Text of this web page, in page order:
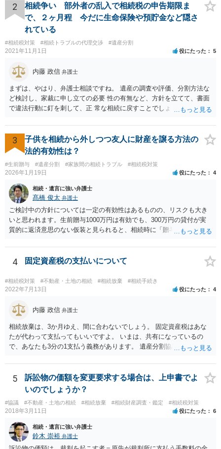
ースが多いと思います。 報酬体系は、弁護士ごとに異なりますので一
律の基準はありません。
2
相続争い 部外者の乱入で相続税の申告期限ま
で、２ヶ月程 今だに生命保険や預貯金など隠さ
れている
#相続税対策 #相続トラブルの代理交渉 #遺産分割
2021年11月1日 役にたった 5
内藤 政信 弁護士
まずは、やはり、弁護士相談ですね。 遺産の調査や評価、分割方法な
ど検討し、家裁に申し立ての必要 性の有無など、方針を立てて、書面
で違法行動に釘を刺して、正 常な相続に戻すことでしょう。 申告につ
の際に3年以内に分割協議の上、修正申告する旨の書 面を添付するこ
とになります。 税務署も、およその遺産を把握してるので、税務署か
ら、遺産の 情報を得ることもあります。
3
子供を相続から外しつつ友人に財産を譲る方法の
法的有効性は？
#生前贈与 #遺産分割 #家族間の相続トラブル #相続税対策
2026年1月19日 役にたった 4
相続・遺言に強い弁護士
髙橋 俊太 弁護士
ご検討中の方針については一定の有効性はあるものの、リスクも大き
いと思われます。生前贈与1000万円は有効でも、300万円の貸付が実
質的に返済意思のない仮装と見られると、相続時に「贈与」と評価さ
法として考えられるものとしては、 ①信託（家族信託・目的信託） 財
産を信託口に移し、受託者（信頼できる友人や専門職）に管理させ、
体へ と使途を厳格に指定。相続ではなく信託帰属になるため、子の関
与を大きく排除できます。 ②遺言＋生命保険の組合せ 生活資金は手元
相続財産とは別枠で、遺留分対策にも有効と思われます。 ③負担付死
不履行なら無効にでき、老後の安心を担保できます。 ④ 寄附予約＋解
除条件 慈善団体への寄附を予約しつつ、資金不足時は解除できる条項
を設定。 などがあり得るかと思われます。
4 固定資産税の支払いについて
#相続税対策 #不動産・土地の相続 #相続放棄 #相続手続き
2022年7月13日 役にたった 4
内藤 政信 弁護士
相続放棄は、3か月ゆえ、間に合わないでしょう。 固定資産税はあな
たが代わって支払ってもいいですよ。 いまは、共有になっているの
で、あなたも3分の1支払う義務があります。 遺産分割協議をして、不
払い義務があります。
5
訴訟物の価額を変更要求する場合は、上申書でよ
いのでしょうか？
#協議 #不動産・土地の相続 #相続放棄 #相続財産調査・鑑定 #相続税対策
2018年3月11日 役にたった 6
相続・遺言に強い弁護士
鈴木 崇裕 弁護士